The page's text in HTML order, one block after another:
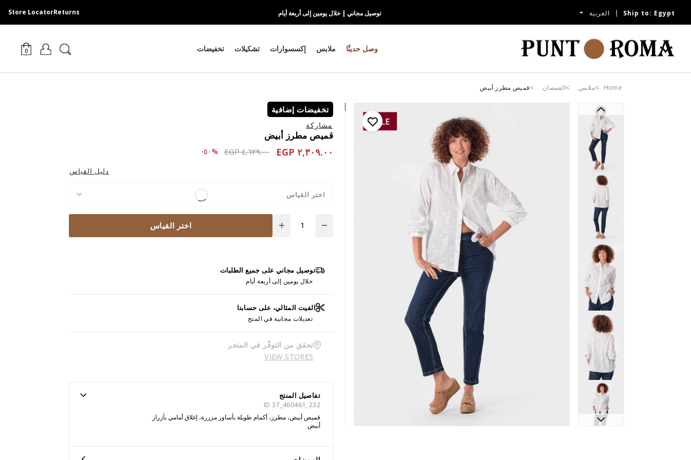
Ship to: Egypt العربية توصيل مجاني | خلال يومين إلى أربعة أيام Returns
Store Locator
وصل حديثًا ملابس إكسسوارات تشكيلات تخفيضات 0
Home ملابس القمصان قميص مطرز أبيض
تخفيضات إضافية
مشاركة
قميص مطرز أبيض
٢,٣٠٩.٠٠ EGP Price reduced from
٤,٦٢٩.٠٠ EGP to ٢,٣٠٩.٠٠ EGP%٥٠-
دليل القياس
اختر القياس
اختر القياس
توصيل مجاني على جميع الطلبات
خلال يومين إلى أربعة أيام
الفيت المثالي، على حسابنا
تعديلات مجانية في المتج
تحقق من التوفّر في المتجر
VIEW STORES
تفاصيل المنتج
ID 37_460461_232
قميص أبيض، مطرز، أكمام طويلة بأساور مزررة، إغلاق أمامي بأزرار
أبيض